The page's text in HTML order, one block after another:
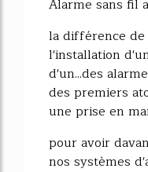
Alarme sans fil
la différence
l'installation
d'un...des
des premiers
une prise en
pour avoir
nos systèmes